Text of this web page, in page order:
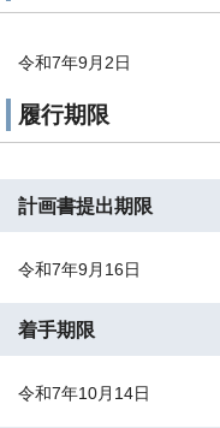
令和7年9月2日
履行期限
計画書提出期限
令和7年9月16日
着手期限
令和7年10月14日